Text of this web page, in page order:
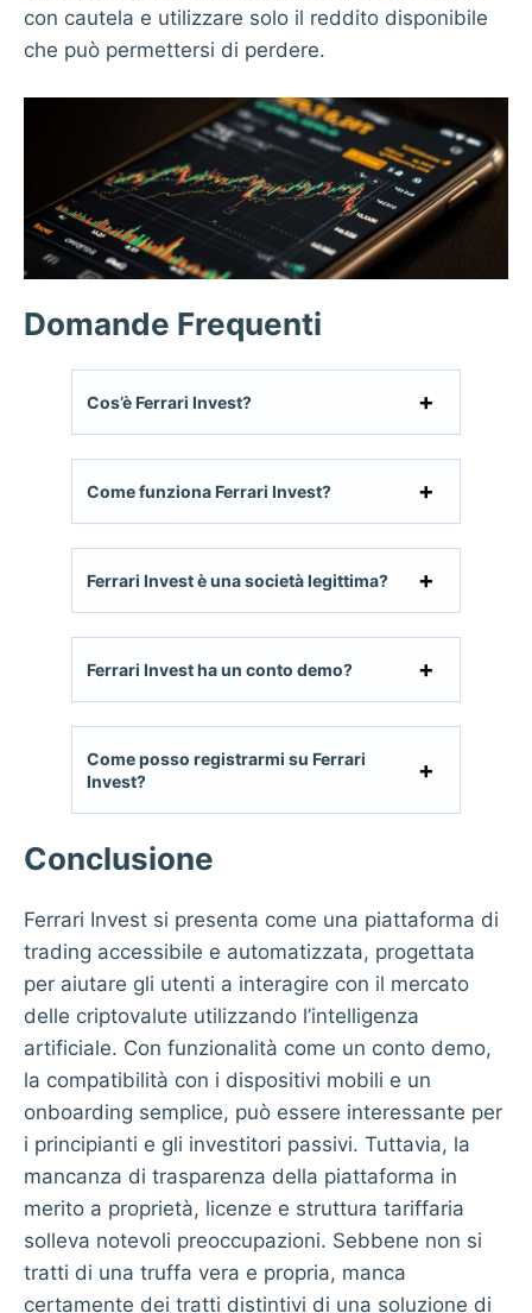
con cautela e utilizzare solo il reddito disponibile
che può permettersi di perdere.
Domande Frequenti
Cos’è Ferrari Invest?
Come funziona Ferrari Invest?
Ferrari Invest è una società legittima?
Ferrari Invest ha un conto demo?
Come posso registrarmi su Ferrari
Invest?
Conclusione
Ferrari Invest si presenta come una piattaforma di
trading accessibile e automatizzata, progettata
per aiutare gli utenti a interagire con il mercato
delle criptovalute utilizzando l’intelligenza
artificiale. Con funzionalità come un conto demo,
la compatibilità con i dispositivi mobili e un
onboarding semplice, può essere interessante per
i principianti e gli investitori passivi. Tuttavia, la
mancanza di trasparenza della piattaforma in
merito a proprietà, licenze e struttura tariffaria
solleva notevoli preoccupazioni. Sebbene non si
tratti di una truffa vera e propria, manca
certamente dei tratti distintivi di una soluzione di